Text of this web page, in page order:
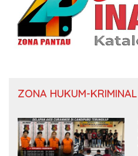
ZONA HUKUM-KRIMINAL